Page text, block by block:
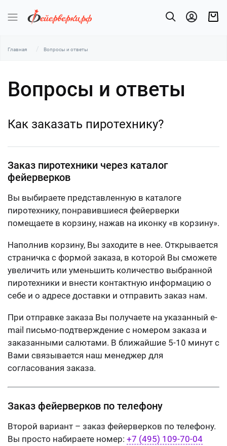
Главная Вопросы и ответы
Вопросы и ответы
Как заказать пиротехнику?
Заказ пиротехники через каталог
фейерверков
Вы выбираете представленную в каталоге
пиротехнику, понравившиеся фейерверки
помещаете в корзину, нажав на иконку «в корзину».
Наполнив корзину, Вы заходите в нее. Открывается
страничка с формой заказа, в которой Вы сможете
увеличить или уменьшить количество выбранной
пиротехники и внести контактную информацию о
себе и о адресе доставки и отправить заказ нам.
При отправке заказа Вы получаете на указанный e-
mail письмо-подтверждение с номером заказа и
заказанными салютами. В ближайшие 5-10 минут с
Вами связывается наш менеджер для
согласования заказа.
Заказ фейерверков по телефону
Второй вариант – заказ фейерверков по телефону.
Вы просто набираете номер: +7 (495) 109-70-04